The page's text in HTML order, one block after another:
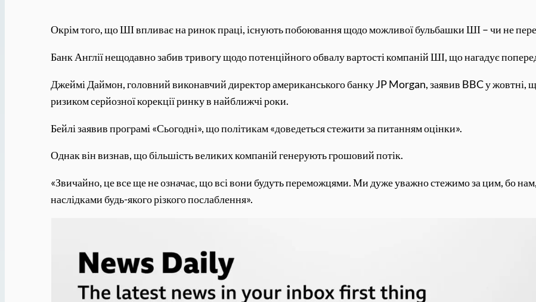
Окрім того, що ШІ впливає на ринок праці, існують побоювання щодо можливої ​​бульбашки ШІ – чи не
Банк Англії нещодавно забив тривогу щодо потенційного обвалу вартості компаній ШІ, що нагадує
Джеймі Даймон, головний виконавчий директор американського банку JP Morgan, заявив BBC у жовтні,
ризиком серйозної корекції ринку в найближчі роки.
Бейлі заявив програмі «Сьогодні», що політикам «доведеться стежити за питанням оцінки».
Однак він визнав, що більшість великих компаній генерують грошовий потік.
«Звичайно, це все ще не означає, що всі вони будуть переможцями. Ми дуже уважно стежимо за цим, бо нам,
наслідками будь-якого різкого послаблення».